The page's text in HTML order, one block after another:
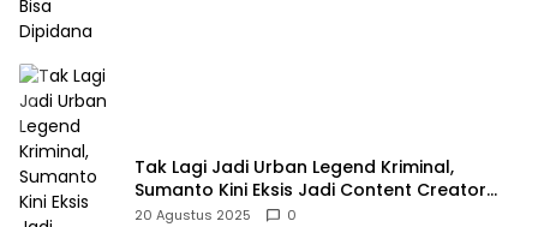
Tak Lagi Jadi Urban Legend Kriminal,
Sumanto Kini Eksis Jadi Content Creator
Mukbang
20 Agustus 2025 0